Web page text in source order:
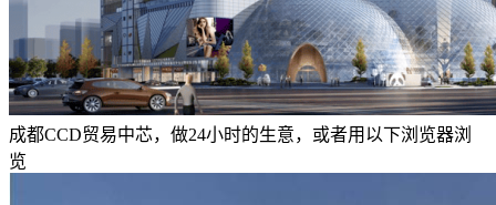
成都CCD贸易中芯，做24小时的生意，或者用以下浏览器浏
览